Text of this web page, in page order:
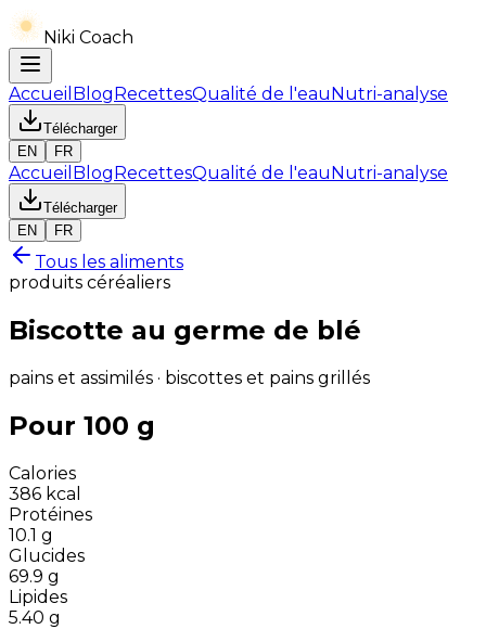
Niki Coach
Accueil BlogRecettesQualité de l'eauNutri-analyse
Télécharger
EN
FR
Accueil BlogRecettesQualité de l'eauNutri-analyse
Télécharger
EN
FR
Tous les aliments
produits céréaliers
Biscotte au germe de blé
pains et assimilés · biscottes et pains grillés
Pour 100 g
Calories
386 kcal
Protéines
10.1 g
Glucides
69.9 g
Lipides
5.40 g